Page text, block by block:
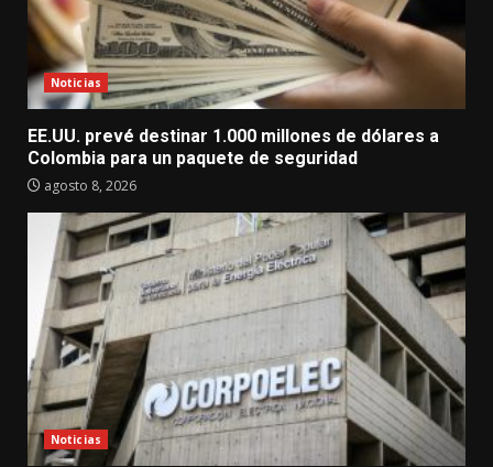
Noticias
EE.UU. prevé destinar 1.000 millones de dólares a
Colombia para un paquete de seguridad
agosto 8, 2026
Noticias